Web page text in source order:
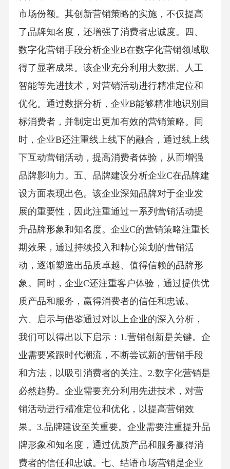
市场份额。其创新营销策略的实施，不仅提高
了品牌知名度，还增强了消费者忠诚度。四、
数字化营销手段分析企业B在数字化营销领域取
得了显著成果。该企业充分利用大数据、人工
智能等先进技术，对营销活动进行精准定位和
优化。通过数据分析，企业B能够精准地识别目
标消费者，并制定出更加有效的营销策略。同
时，企业B还注重线上线下的融合，通过线上线
下互动营销活动，提高消费者体验，从而增强
品牌影响力。五、品牌建设分析企业C在品牌建
设方面表现出色。该企业深知品牌对于企业发
展的重要性，因此注重通过一系列营销活动提
升品牌形象和知名度。企业C的营销策略注重长
期效果，通过持续投入和精心策划的营销活
动，逐渐塑造出品质卓越、值得信赖的品牌形
象。同时，企业C还注重客户体验，通过提供优
质产品和服务，赢得消费者的信任和忠诚。
六、启示与借鉴通过对以上企业的深入分析，
我们可以得出以下启示：1.营销创新是关键。企
业需要紧跟时代潮流，不断尝试新的营销手段
和方法，以吸引消费者的关注。2.数字化营销是
必然趋势。企业需要充分利用先进技术，对营
销活动进行精准定位和优化，以提高营销效
果。3.品牌建设至关重要。企业需要注重提升品
牌形象和知名度，通过优质产品和服务赢得消
费者的信任和忠诚。七、结语市场营销是企业